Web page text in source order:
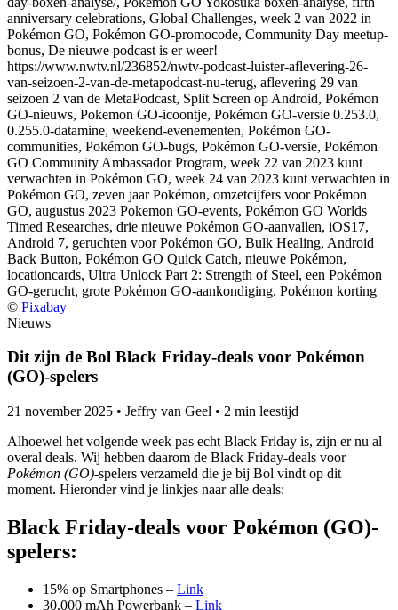
© Pixabay
Nieuws
Dit zijn de Bol Black Friday-deals voor Pokémon
(GO)-spelers
21 november 2025 • Jeffry van Geel • 2 min leestijd
Alhoewel het volgende week pas echt Black Friday is, zijn er nu al
overal deals. Wij hebben daarom de Black Friday-deals voor
Pokémon (GO)-spelers verzameld die je bij Bol vindt op dit
moment. Hieronder vind je linkjes naar alle deals:
Black Friday-deals voor Pokémon (GO)-
spelers:
15% op Smartphones – Link
30.000 mAh Powerbank – Link